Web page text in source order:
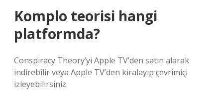
Komplo teorisi hangi
platformda?
Conspiracy Theory’yi Apple TV’den satın alarak
indirebilir veya Apple TV’den kiralayıp çevrimiçi
izleyebilirsiniz.